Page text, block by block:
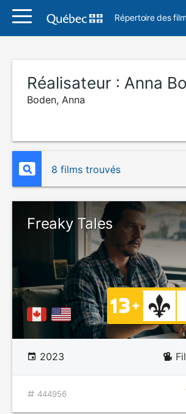
Répertoire des
Réalisateur : Anna
Boden, Anna
8 films trouvés
Freaky Tales
2023
444956